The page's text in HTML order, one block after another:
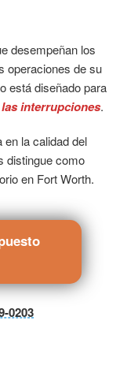
desempeñan los
operaciones de su
está diseñado para
interrupciones.
la calidad del
distingue como
en Fort Worth.
0203